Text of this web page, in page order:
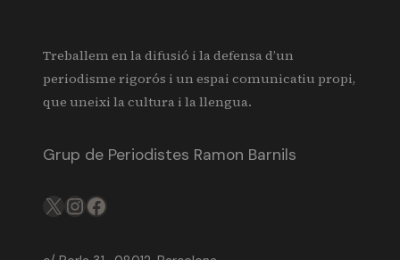
Treballem en la difusió i la defensa d’un
periodisme rigorós i un espai comunicatiu propi,
que uneixi la cultura i la llengua.
Grup de Periodistes Ramon Barnils
X IGFB